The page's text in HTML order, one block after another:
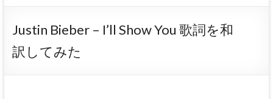
Justin Bieber – I’ll Show You 歌詞を和
訳してみた